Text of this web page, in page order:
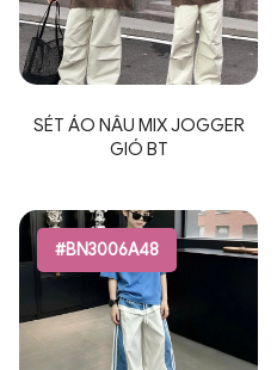
SÉT ÁO NÂU MIX JOGGER
GIÓ BT
#BN3006A48